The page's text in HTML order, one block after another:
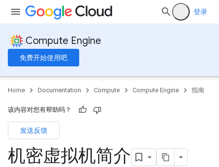
登录
Compute Engine
免费开始使用吧
Home Documentation Compute Compute Engine 指南
该内容对您有帮助吗？
发送反馈
机密虚拟机简介